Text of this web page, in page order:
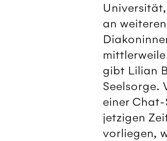
an
gibt Lilian
Seelsorge.
einer
jetzigen
vorliegen,